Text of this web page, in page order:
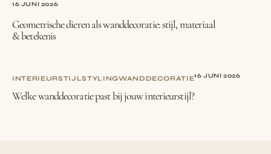
16 JUNI 2026
Geometrische dieren als wanddecoratie: stijl, materiaal
& betekenis
INTERIEURSTIJLSTYLINGWANDDECORATIE16 JUNI 2026
Welke wanddecoratie past bij jouw interieurstijl?